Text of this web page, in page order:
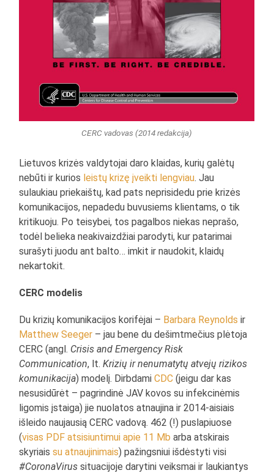
CERC vadovas (2014 redakcija)
Lietuvos krizės valdytojai daro klaidas, kurių galėtų
nebūti ir kurios leistų krizę įveikti lengviau. Jau
sulaukiau priekaištų, kad pats neprisidedu prie krizės
komunikacijos, nepadedu buvusiems klientams, o tik
kritikuoju. Po teisybei, tos pagalbos niekas neprašo,
todėl belieka neakivaizdžiai parodyti, kur patarimai
surašyti juodu ant balto… imkit ir naudokit, klaidų
nekartokit.
CERC modelis
Du krizių komunikacijos korifėjai – Barbara Reynolds ir
Matthew Seeger – jau bene du dešimtmečius plėtoja
CERC (angl. Crisis and Emergency Risk
Communication, lt.Krizių ir nenumatytų atvejų rizikos
komunikacija) modelį. DirbdamiCDC (jeigu dar kas
nesusidūrėt – pagrindinė JAV kovos su infekcinėmis
ligomis įstaiga) jie nuolatos atnaujina ir 2014-aisiais
išleido naujausią CERC vadovą. 462 (!) puslapiuose
(visas PDF atsisiuntimui apie 11 Mb arba atskirais
skyriaissu atnaujinimais) pažingsniui išdėstyti visi
#CoronaVirus situacijoje darytini veiksmai ir laukiantys